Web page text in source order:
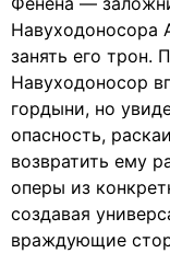
Навуходоносора
занять его трон.
Навуходоносор
гордыни, но
опасность,
возвратить ему
оперы из
создавая
враждующие